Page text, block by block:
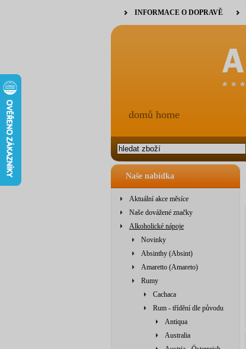
Naše nabídka
Aktuální akce měsíce
Naše dovážené značky
Alkoholické nápoje
Novinky
Absinthy (Absint)
Amaretto (Amareto)
Rumy
Cachaca
Rum - třídění dle původu
Antiqua
Australia
INFORMACE O DOPRAVĚ
domů home